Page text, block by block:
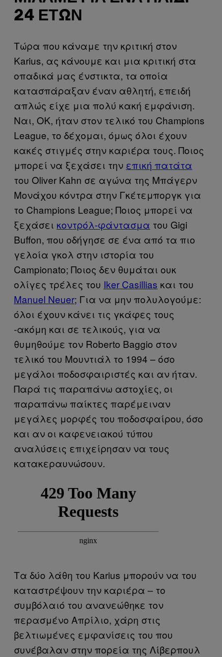
24 ΕΤΏΝ
Τώρα που κάναμε την κριτική στον
Karius, ας κάνουμε και μια κριτική στα
οπαδικά μας ένστικτα, τα οποία
κατασπάραξαν έναν αθλητή, επειδή
απλώς είχε μια πολύ κακή εμφάνιση.
Ναι, ΟΚ, ήταν στον τελικό του Champions
League, το δέχομαι, όμως όλοι έχουν
κακές στιγμές στην καριέρα τους. Ποιος
μπορεί να ξεχάσει την επική πατάτα
του Oliver Kahn σε αγώνα της Μπάγερν
Μονάχου κόντρα στην Γκέτεμποργκ για
το Champions League; Ποιος μπορεί να
ξεχάσει κοντρόλ-φάντασμα του Gigi
Buffon, που οδήγησε σε ένα από τα πιο
γελοία γκολ στην ιστορία του
Campionato; Ποιος δεν θυμάται ουκ
ολίγες τρέλες του Iker Casillias και του
Manuel Neuer; Για να μην πολυλογούμε:
όλοι έχουν κάνει τις γκάφες τους
-ακόμη και σε τελικούς, για να
θυμηθούμε τον Roberto Baggio στον
τελικό του Μουντιάλ το 1994 – όσο
μεγάλοι ποδοσφαιριστές και αν ήταν.
Παρά τις παραπάνω αστοχίες, οι
παραπάνω παίκτες παρέμειναν
μεγάλες μορφές του ποδοσφαίρου, όσο
και αν οι καφενειακού τύπου
αναλύσεις επιχείρησαν να τους
κατακεραυνώσουν.
Τα δύο λάθη του Karius μπορούν να του
καταστρέψουν την καριέρα – το
συμβόλαιό του ανανεώθηκε τον
περασμένο Απρίλιο, χάρη στις
βελτιωμένες εμφανίσεις του που
συνέβαλαν στην πορεία της Λίβερπουλ